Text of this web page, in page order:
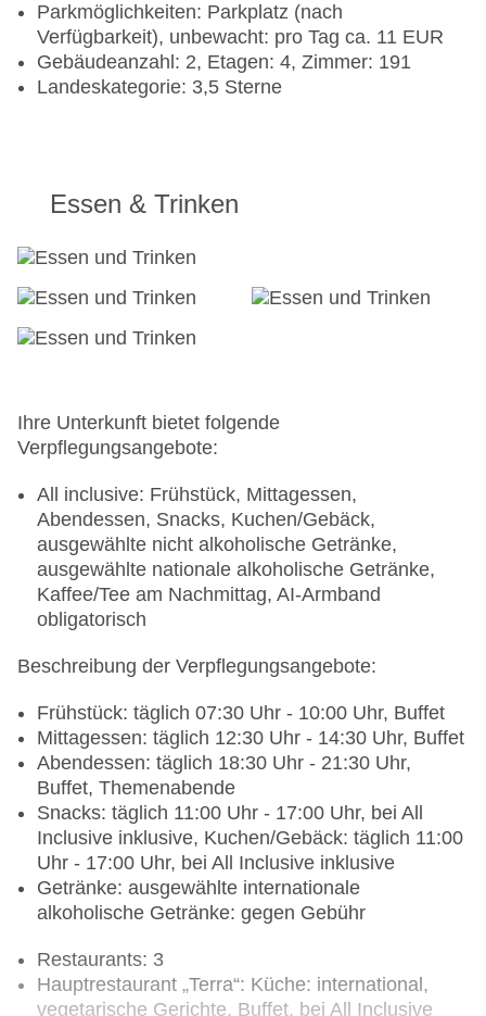
Parkmöglichkeiten: Parkplatz (nach
Verfügbarkeit), unbewacht: pro Tag ca. 11 EUR
Gebäudeanzahl: 2, Etagen: 4, Zimmer: 191
Landeskategorie: 3,5 Sterne
Essen & Trinken
Ihre Unterkunft bietet folgende
Verpflegungsangebote:
All inclusive: Frühstück, Mittagessen,
Abendessen, Snacks, Kuchen/Gebäck,
ausgewählte nicht alkoholische Getränke,
ausgewählte nationale alkoholische Getränke,
Kaffee/Tee am Nachmittag, AI-Armband
obligatorisch
Beschreibung der Verpflegungsangebote:
Frühstück: täglich 07:30 Uhr - 10:00 Uhr, Buffet
Mittagessen: täglich 12:30 Uhr - 14:30 Uhr, Buffet
Abendessen: täglich 18:30 Uhr - 21:30 Uhr,
Buffet, Themenabende
Snacks: täglich 11:00 Uhr - 17:00 Uhr, bei All
Inclusive inklusive, Kuchen/Gebäck: täglich 11:00
Uhr - 17:00 Uhr, bei All Inclusive inklusive
Getränke: ausgewählte internationale
alkoholische Getränke: gegen Gebühr
Restaurants: 3
Hauptrestaurant „Terra“: Küche: international,
vegetarische Gerichte, Buffet, bei All Inclusive